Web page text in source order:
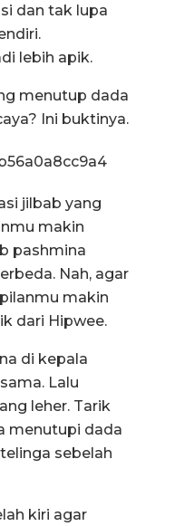
dan tak lupa
lebih apik.
menutup dada
Ini buktinya.
jilbab yang
makin
pashmina
Nah, agar
makin
dari Hipwee.
di kepala
Lalu
leher. Tarik
menutupi dada
sebelah
kiri agar